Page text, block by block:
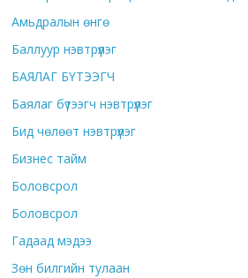
Амьдралын өнгө
Баллуур нэвтрүүлэг
БАЯЛАГ БҮТЭЭГЧ
Баялаг бүтээгч нэвтрүүлэг
Бид чөлөөт нэвтрүүлэг
Бизнес тайм
Боловсрол
Боловсрол
Гадаад мэдээ
Зөн билгийн тулаан